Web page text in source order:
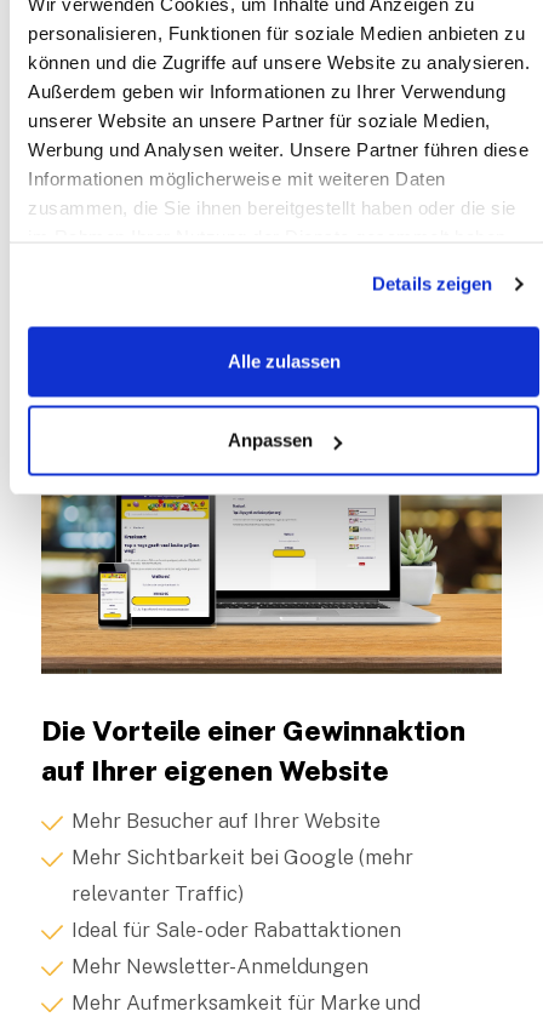
personalisieren, Funktionen für soziale Medien anbieten zu
können und die Zugriffe auf unsere Website zu analysieren.
Außerdem geben wir Informationen zu Ihrer Verwendung
unserer Website an unsere Partner für soziale Medien,
Werbung und Analysen weiter. Unsere Partner führen diese
Informationen möglicherweise mit weiteren Daten
zusammen, die Sie ihnen bereitgestellt haben oder die sie
Details zeigen
Alle zulassen
Anpassen
Unten sehen Sie ein Beispiel für eine
Aktionsseite von
unseremWincode-Modul
„Ein sehr praktisches Gewinnspiel-Modul – dazu
hilfreiche Tipps und ein angenehmer Service.
, Verkaufsleiter – Otto Simon |
Top1Toys
Die Vorteile einer Gewinnaktion
auf Ihrer eigenen Website
Mehr Besucher auf Ihrer Website
Mehr Sichtbarkeit bei Google (mehr
relevanter Traffic)
Ideal für Sale- oder Rabattaktionen
Mehr Newsletter-Anmeldungen
Mehr Aufmerksamkeit für Marke und